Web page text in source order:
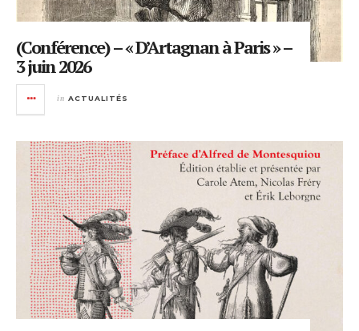
(Conférence) – « D’Artagnan à Paris » –
3 juin 2026
in ACTUALITÉS